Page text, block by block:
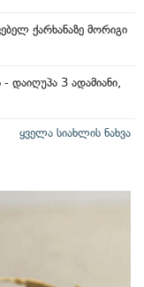
ქარხანაზე მორიგი
- დაიღუპა 3 ადამიანი,
ყველა სიახლის ნახვა